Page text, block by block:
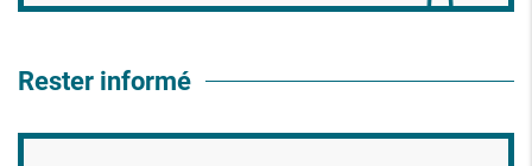
Rester informé